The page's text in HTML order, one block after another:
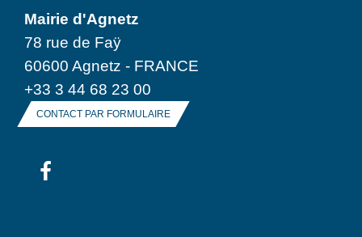
Mairie d'Agnetz
78 rue de Faÿ
60600 Agnetz - FRANCE
+33 3 44 68 23 00
CONTACT PAR FORMULAIRE